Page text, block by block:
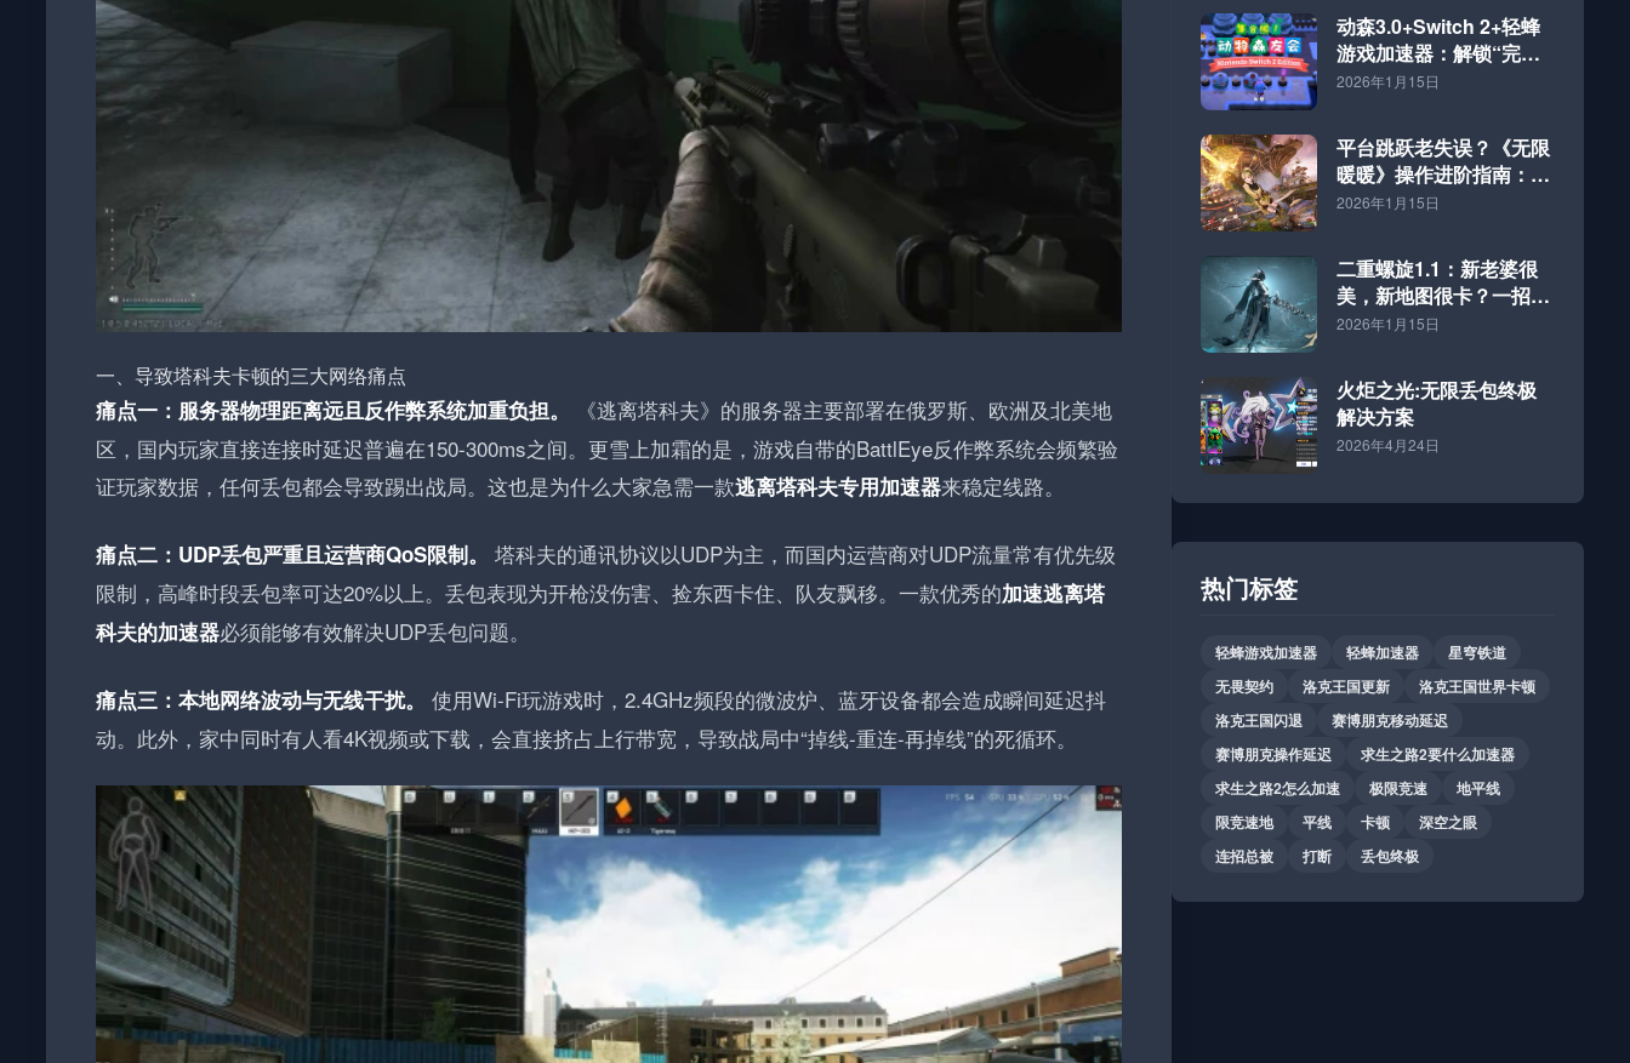
一、导致塔科夫卡顿的三大网络痛点
痛点一：服务器物理距离远且反作弊系统加重负担。
《逃离塔科夫》的服务器主要部署在俄罗斯、欧洲及北美地
区，国内玩家直接连接时延迟普遍在150-300ms之间。更雪上加霜的是，游戏自带的BattlEye反作弊系统会频繁验
证玩家数据，任何丢包都会导致踢出战局。这也是为什么大家急需一款逃离塔科夫专用加速器来稳定线路。
痛点二：UDP丢包严重且运营商QoS限制。
塔科夫的通讯协议以UDP为主，而国内运营商对UDP流量常有优先级
限制，高峰时段丢包率可达20%以上。丢包表现为开枪没伤害、捡东西卡住、队友飘移。一款优秀的加速逃离塔
科夫的加速器必须能够有效解决UDP丢包问题。
痛点三：本地网络波动与无线干扰。
使用Wi-Fi玩游戏时，2.4GHz频段的微波炉、蓝牙设备都会造成瞬间延迟抖
动。此外，家中同时有人看4K视频或下载，会直接挤占上行带宽，导致战局中“掉线-重连-再掉线”的死循环。
动森3.0+Switch 2+轻蜂
游戏加速器：解锁“完全
体”海岛的终极方案
2026年1月15日
平台跳跃老失误？《无限
暖暖》操作进阶指南：好
网速才是硬道理
2026年1月15日
二重螺旋1.1：新老婆很
美，新地图很卡？一招解
决！
2026年1月15日
火炬之光:无限丢包终极
解决方案
2026年4月24日
热门标签
轻蜂游戏加速器 轻蜂加速器
星穹铁道
无畏契约
洛克王国更新
洛克王国世界卡顿
洛克王国闪退
赛博朋克移动延迟
赛博朋克操作延迟
求生之路2要什么加速器
求生之路2怎么加速
极限竞速
地平线
限竞速地
平线 卡顿
深空之眼
连招总被
打断 丢包终极